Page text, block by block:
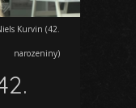
Kurvin (42.
narozeniny)